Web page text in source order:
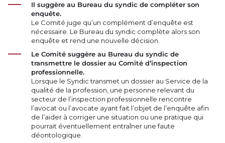
Il suggère au Bureau du syndic de compléter son
enquête.
Le Comité juge qu’un complément d’enquête est
nécessaire. Le Bureau du syndic complète alors son
enquête et rend une nouvelle décision.
Le Comité suggère au Bureau du syndic de
transmettre le dossier au Comité d’inspection
professionnelle.
Lorsque le Syndic transmet un dossier au Service de la
qualité de la profession, une personne relevant du
secteur de l’inspection professionnelle rencontre
l’avocat ou l’avocate ayant fait l’objet de l’enquête afin
de l’aider à corriger une situation ou une pratique qui
pourrait éventuellement entraîner une faute
déontologique.